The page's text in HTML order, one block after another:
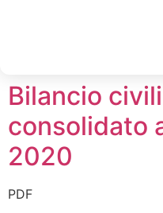
Bilancio
consolidato
2020
PDF